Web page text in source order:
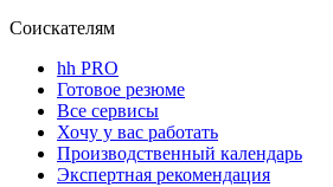
Соискателям
hh PRO
Готовое резюме
Все сервисы
Хочу у вас работать
Производственный календарь
Экспертная рекомендация